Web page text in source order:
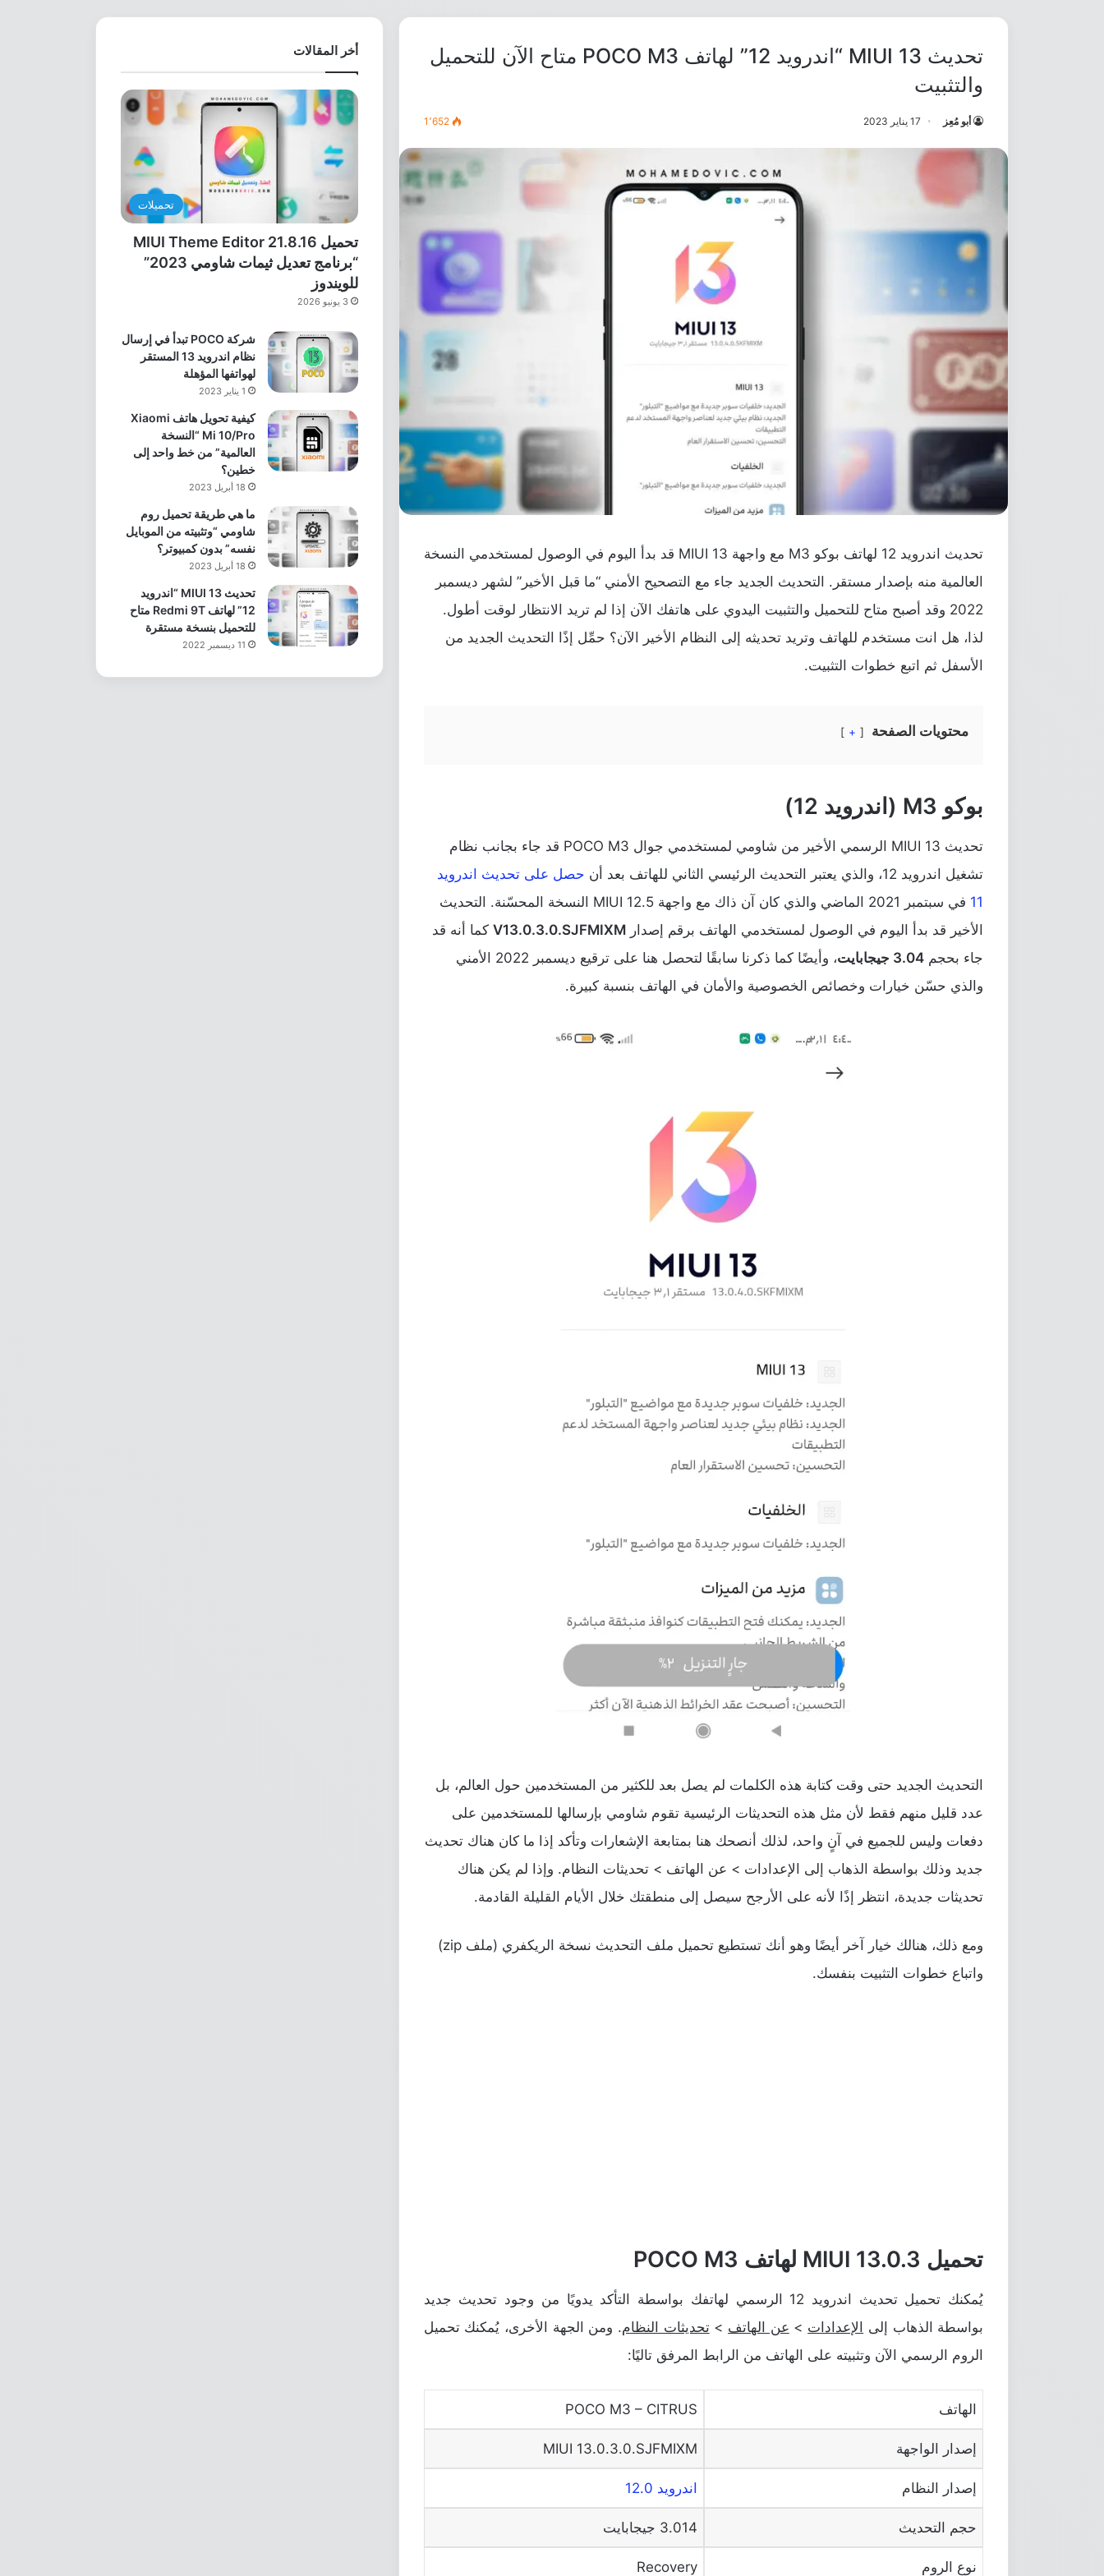
تحديث MIUI 13 “اندرويد 12” لهاتف POCO M3 متاح الآن للتحميل
والتثبيت
أبو مُعِز 17 يناير 2023 1٬652
تحديث اندرويد 12 لهاتف بوكو M3 مع واجهة MIUI 13 قد بدأ اليوم في الوصول لمستخدمي النسخة
العالمية منه بإصدار مستقر. التحديث الجديد جاء مع التصحيح الأمني “ما قبل الأخير” لشهر ديسمبر
2022 وقد أصبح متاح للتحميل والتثبيت اليدوي على هاتفك الآن إذا لم تريد الانتظار لوقت أطول.
لذا، هل انت مستخدم للهاتف وتريد تحديثه إلى النظام الأخير الآن؟ حمِّل إذًا التحديث الجديد من
الأسفل ثم اتبع خطوات التثبيت.
محتويات الصفحة +
بوكو M3 (اندرويد 12)
تحديث MIUI 13 الرسمي الأخير من شاومي لمستخدمي جوال POCO M3 قد جاء بجانب نظام
تشغيل اندرويد 12، والذي يعتبر التحديث الرئيسي الثاني للهاتف بعد أن
حصل على تحديث اندرويد
11
في سبتمبر 2021 الماضي والذي كان آن ذاك مع واجهة MIUI 12.5 النسخة المحسّنة. التحديث
الأخير قد بدأ اليوم في الوصول لمستخدمي الهاتف برقم إصدار V13.0.3.0.SJFMIXMكما أنه قد
جاء بحجم 3.04 جيجابايت
، وأيضًا كما ذكرنا سابقًا لتحصل هنا على ترقيع ديسمبر 2022 الأمني
والذي حسّن خيارات وخصائص الخصوصية والأمان في الهاتف بنسبة كبيرة.
التحديث الجديد حتى وقت كتابة هذه الكلمات لم يصل بعد للكثير من المستخدمين حول العالم، بل
عدد قليل منهم فقط لأن مثل هذه التحديثات الرئيسية تقوم شاومي بإرسالها للمستخدمين على
دفعات وليس للجميع في آنٍ واحد، لذلك أنصحك هنا بمتابعة الإشعارات وتأكد إذا ما كان هناك تحديث
جديد وذلك بواسطة الذهاب إلى الإعدادات > عن الهاتف > تحديثات النظام. وإذا لم يكن هناك
تحديثات جديدة، انتظر إذًا لأنه على الأرجح سيصل إلى منطقتك خلال الأيام القليلة القادمة.
ومع ذلك، هنالك خيار آخر أيضًا وهو أنك تستطيع تحميل ملف التحديث نسخة الريكفري (ملف zip)
واتباع خطوات التثبيت بنفسك.
تحميل MIUI 13.0.3 لهاتف POCO M3
يُمكنك تحميل تحديث اندرويد 12 الرسمي لهاتفك بواسطة التأكد يدويًا من وجود تحديث جديد
بواسطة الذهاب إلى
الإعدادات > عن الهاتف >تحديثات النظام. ومن الجهة الأخرى، يُمكنك تحميل
الروم الرسمي الآن وتثبيته على الهاتف من الرابط المرفق تاليًا:
الهاتف POCO M3 – CITRUS
إصدار الواجهة MIUI 13.0.3.0.SJFMIXM
إصدار النظام اندرويد 12.0
حجم التحديث 3.014 جيجابايت
نوع الروم Recovery
أخر المقالات
تحميلات
تحميل MIUI Theme Editor 21.8.16
“برنامج تعديل ثيمات شاومي 2023”
للويندوز
3 يونيو 2026
شركة POCO تبدأ في إرسال
نظام اندرويد 13 المستقر
لهواتفها المؤهلة
1 يناير 2023
كيفية تحويل هاتف Xiaomi
Mi 10/Pro “النسخة
العالمية” من خط واحد إلى
خطين؟
18 أبريل 2023
ما هي طريقة تحميل روم
شاومي “وتثبيته من الموبايل
نفسه” بدون كمبيوتر؟
18 أبريل 2023
تحديث MIUI 13 “اندرويد
12” لهاتف Redmi 9T متاح
للتحميل بنسخة مستقرة
11 ديسمبر 2022